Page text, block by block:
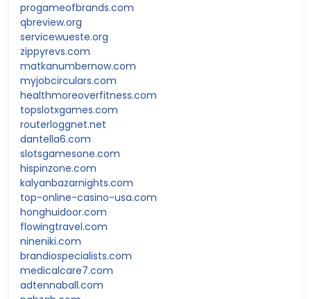
progameofbrands.com
qbreview.org
servicewueste.org
zippyrevs.com
matkanumbernow.com
myjobcirculars.com
healthmoreoverfitness.com
topslotxgames.com
routerloggnet.net
dantella6.com
slotsgamesone.com
hispinzone.com
kalyanbazarnights.com
top-online-casino-usa.com
honghuidoor.com
flowingtravel.com
nineniki.com
brandiospecialists.com
medicalcare7.com
adtennaball.com